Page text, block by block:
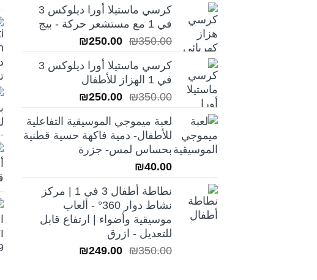
هو:
₪250.00.
هو:
₪199.00.
كرسي ماستيلا أورا ديلوكس 3
في 1 مع مستشعر حركة - بيج
₪350.00
السعر
هو:
₪350.00.
₪250.00
السعر
هو:
كرسي ماستيلا أورا ديلوكس 3
في 1 الهزاز للأطفال
₪350.00
السعر
هو:
₪350.00.
₪250.00
السعر
هو:
₪250.00.
لعبة ميموجي الموسيقية التفاعلية
للأطفال- دمية فاكهة حسية قطنية
بحساس لمس- جزرة
₪40.00
نطاطة أطفال 3 في 1 | مركز
نشاط دوار 360° - ألعاب
موسيقية وأضواء | ارتفاع قابل
للتعديل - ازرق
₪350.00
السعر ₪249.00
السعر